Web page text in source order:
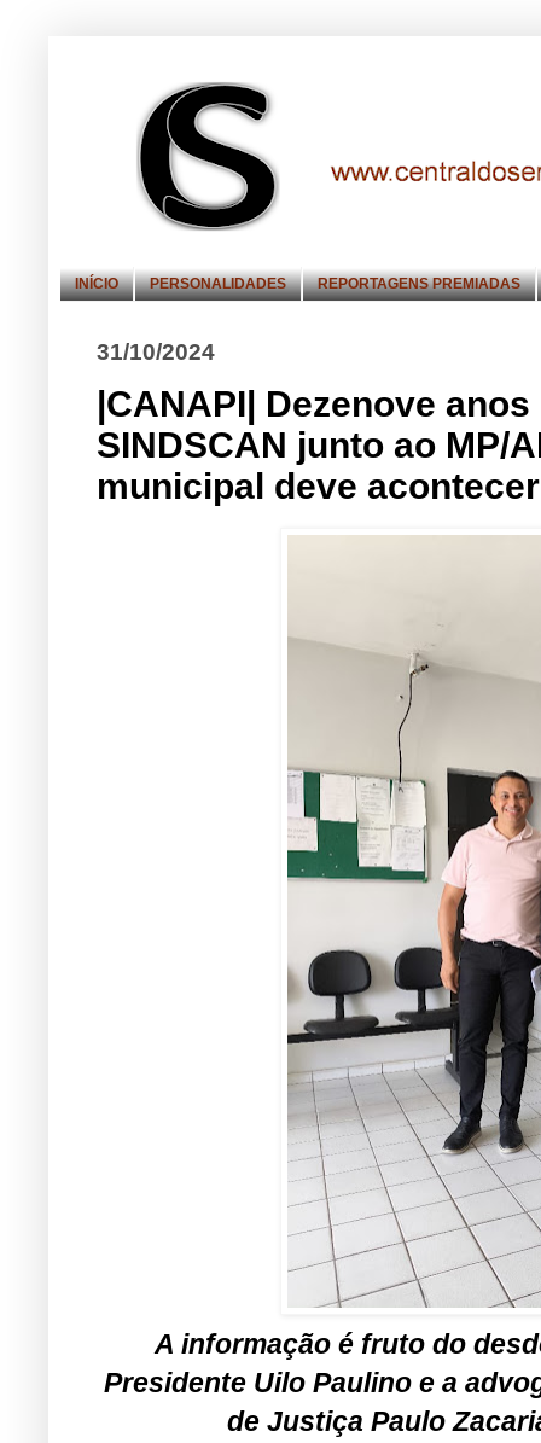
INÍCIO PERSONALIDADES REPORTAGENS PREMIADAS
31/10/2024
|CANAPI| Dezenove
SINDSCAN junto ao MP/
municipal deve
A informação é fruto do
Presidente Uilo Paulino e a
de Justiça Paulo